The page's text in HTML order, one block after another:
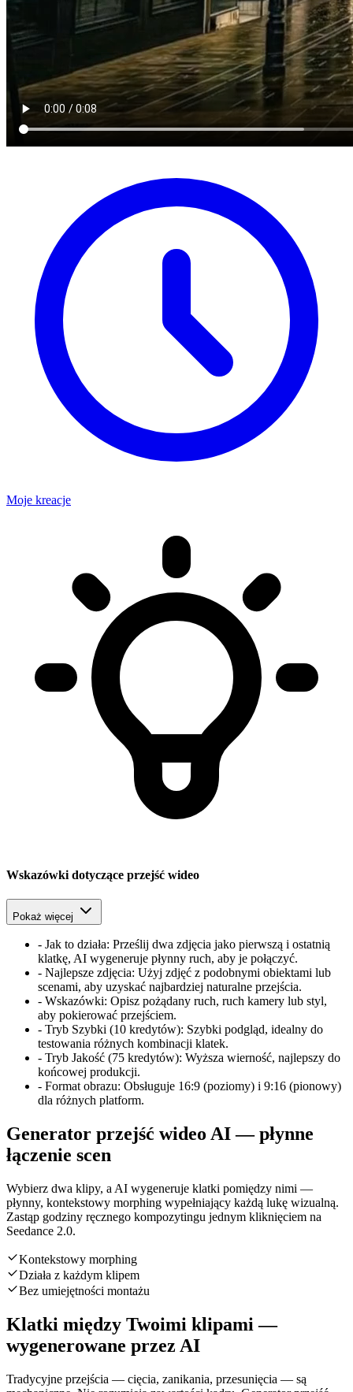
Moje kreacje
Wskazówki dotyczące przejść wideo
Pokaż więcej
- Jak to działa: Prześlij dwa zdjęcia jako pierwszą i ostatnią
klatkę, AI wygeneruje płynny ruch, aby je połączyć.
- Najlepsze zdjęcia: Użyj zdjęć z podobnymi obiektami lub
scenami, aby uzyskać najbardziej naturalne przejścia.
- Wskazówki: Opisz pożądany ruch, ruch kamery lub styl,
aby pokierować przejściem.
- Tryb Szybki (10 kredytów): Szybki podgląd, idealny do
testowania różnych kombinacji klatek.
- Tryb Jakość (75 kredytów): Wyższa wierność, najlepszy do
końcowej produkcji.
- Format obrazu: Obsługuje 16:9 (poziomy) i 9:16 (pionowy)
dla różnych platform.
Generator przejść wideo AI — płynne
łączenie scen
Wybierz dwa klipy, a AI wygeneruje klatki pomiędzy nimi —
płynny, kontekstowy morphing wypełniający każdą lukę wizualną.
Zastąp godziny ręcznego kompozytingu jednym kliknięciem na
Seedance 2.0.
Kontekstowy morphing
Działa z każdym klipem
Bez umiejętności montażu
Klatki między Twoimi klipami —
wygenerowane przez AI
Tradycyjne przejścia — cięcia, zanikania, przesunięcia — są